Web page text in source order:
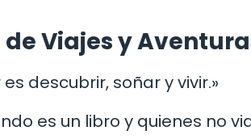
de Viajes y
es descubrir, soñar y vivir.»
es un libro y quienes no